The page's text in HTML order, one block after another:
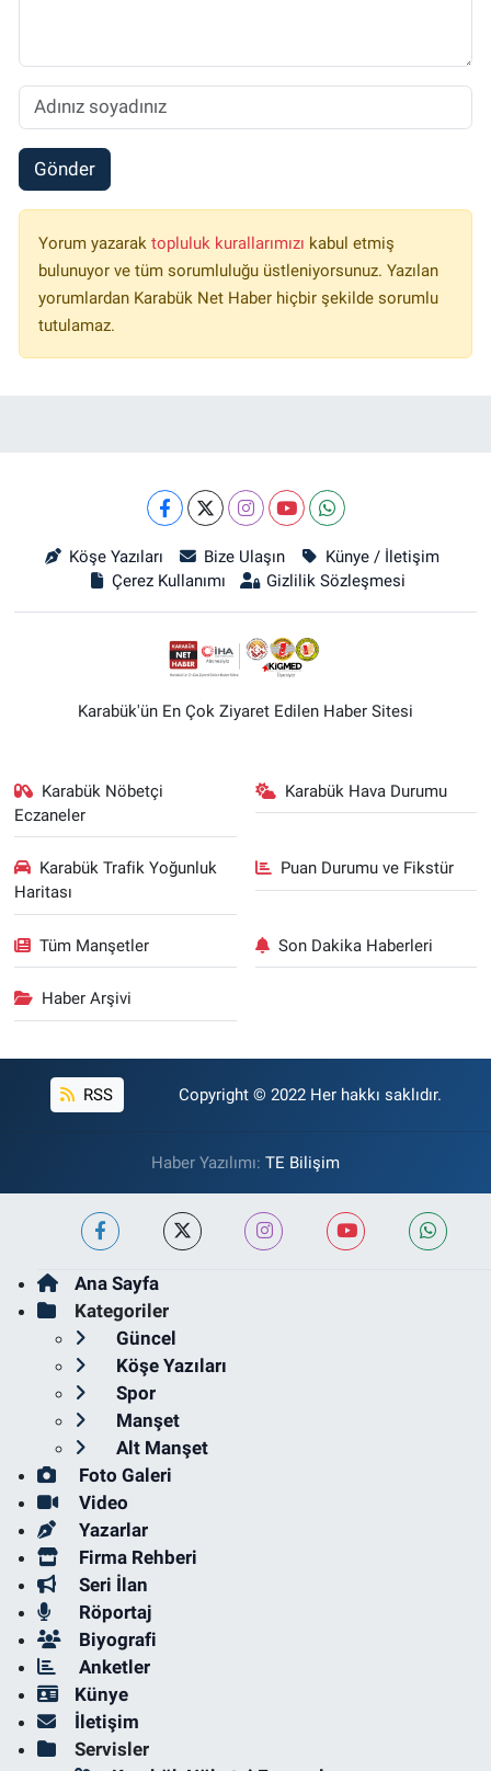
Gönder
Yorum yazarak topluluk kurallarımızı kabul etmiş
bulunuyor ve tüm sorumluluğu üstleniyorsunuz. Yazılan
yorumlardan Karabük Net Haber hiçbir şekilde sorumlu
tutulamaz.
Köşe Yazıları Bize Ulaşın
Künye / İletişim
Çerez Kullanımı
Gizlilik Sözleşmesi
Karabük'ün En Çok Ziyaret Edilen Haber Sitesi
Karabük Nöbetçi
Eczaneler
Karabük Hava Durumu
Karabük Trafik Yoğunluk
Haritası
Puan Durumu ve Fikstür
Tüm Manşetler Son Dakika Haberleri
Haber Arşivi
RSS Copyright © 2022 Her hakkı saklıdır.
Haber Yazılımı: TE Bilişim
Ana Sayfa
Kategoriler
Güncel
Köşe Yazıları
Spor
Manşet
Alt Manşet
Foto Galeri
Video
Yazarlar
Firma Rehberi
Seri İlan
Röportaj
Biyografi
Anketler
Künye
İletişim
Servisler